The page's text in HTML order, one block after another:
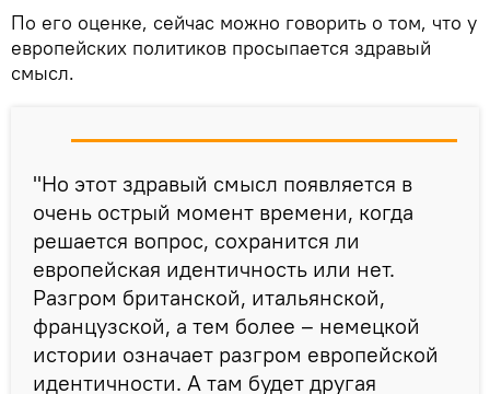
По его оценке, сейчас можно говорить о том, что у
европейских политиков просыпается здравый
смысл.
"Но этот здравый смысл появляется в
очень острый момент времени, когда
решается вопрос, сохранится ли
европейская идентичность или нет.
Разгром британской, итальянской,
французской, а тем более – немецкой
истории означает разгром европейской
идентичности. А там будет другая